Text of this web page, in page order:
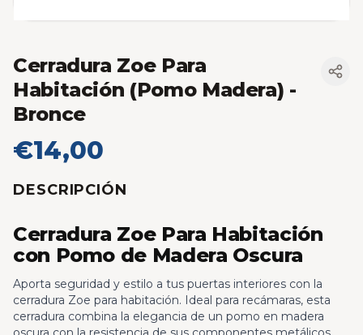
Cerradura Zoe Para
Habitación (Pomo Madera) -
Bronce
€14,00
DESCRIPCIÓN
Cerradura Zoe Para Habitación
con Pomo de Madera Oscura
Aporta seguridad y estilo a tus puertas interiores con la
cerradura Zoe para habitación. Ideal para recámaras, esta
cerradura combina la elegancia de un pomo en madera